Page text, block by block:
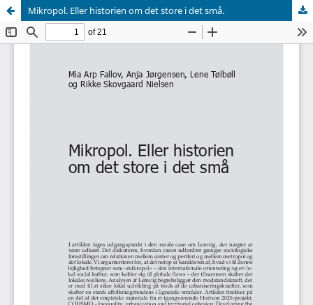
Mikropol. Eller historien om det store i det små.